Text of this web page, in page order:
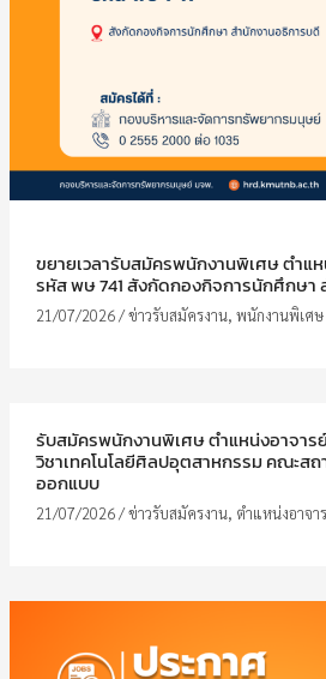
ขยายเวลารับสมัครพนักงานพิเศษ ตำ
รหัส พษ 741 สังกัดกองกิจการนักศึกษา
21/07/2026/ข่าวรับสมัครงาน, พนักงานพิเศษ
รับสมัครพนักงานพิเศษ ตำแหน่งอาจาร
วิชาเทคโนโลยีศิลปอุตสาหกรรม คณะส
ออกแบบ
21/07/2026/ข่าวรับสมัครงาน, ตำแหน่งอาจา